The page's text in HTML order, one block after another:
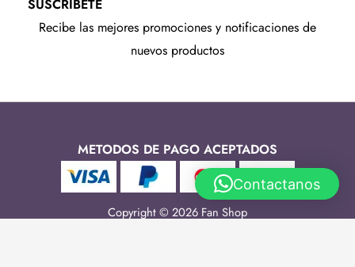
SUSCRIBETE
Recibe las mejores promociones y notificaciones de
nuevos productos
METODOS DE PAGO ACEPTADOS
Copyright © 2026 Fan Shop
Contactanos